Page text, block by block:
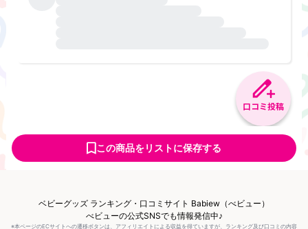
口コミ投稿
この商品をリストに保存する
ベビーグッズ ランキング・口コミサイト Babiew（べビュー）
べビューの公式SNSでも情報発信中♪
※本ページのECサイトへの遷移ボタンは、アフィリエイトによる収益を得ていますが、ランキング及び口コミの内容